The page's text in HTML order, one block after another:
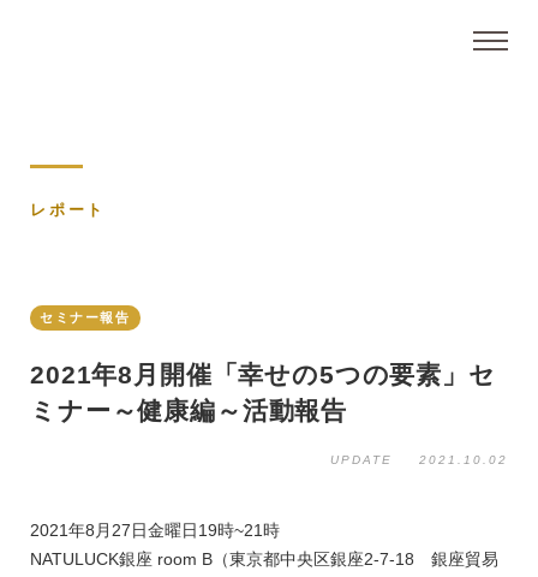
レポート
セミナー報告
2021年8月開催「幸せの5つの要素」セ
ミナー～健康編～活動報告
UPDATE 2021.10.02
2021年8月27日金曜日19時~21時
NATULUCK銀座 room B（東京都中央区銀座2-7-18 銀座貿易